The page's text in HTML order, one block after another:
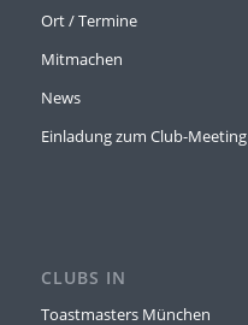
Ort / Termine
Mitmachen
News
Einladung zum Club-Meeting
CLUBS IN
Toastmasters München